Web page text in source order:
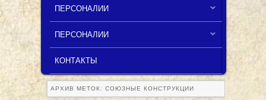
ПЕРСОНАЛИИ
ПЕРСОНАЛИИ
КОНТАКТЫ
АРХИВ МЕТОК: СОЮЗНЫЕ КОНСТРУКЦИИ